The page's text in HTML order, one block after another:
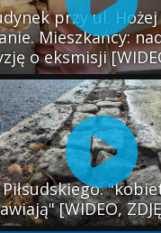
przy ul.
Mieszkańcy:
o eksmisji
[WIDEO,